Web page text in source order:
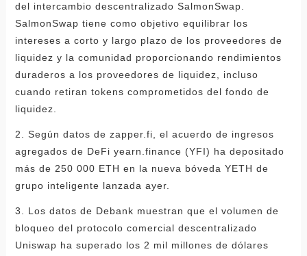
del intercambio descentralizado SalmonSwap.
SalmonSwap tiene como objetivo equilibrar los
intereses a corto y largo plazo de los proveedores de
liquidez y la comunidad proporcionando rendimientos
duraderos a los proveedores de liquidez, incluso
cuando retiran tokens comprometidos del fondo de
liquidez.
2. Según datos de zapper.fi, el acuerdo de ingresos
agregados de DeFi yearn.finance (YFI) ha depositado
más de 250 000 ETH en la nueva bóveda YETH de
grupo inteligente lanzada ayer.
3. Los datos de Debank muestran que el volumen de
bloqueo del protocolo comercial descentralizado
Uniswap ha superado los 2 mil millones de dólares